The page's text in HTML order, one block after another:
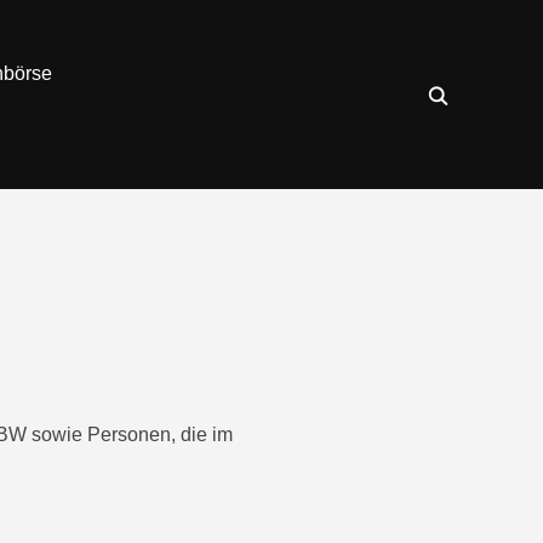
sowie Personen, die im